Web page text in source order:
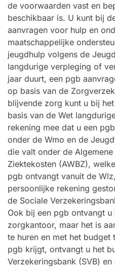
de voorwaarden vast en
beschikbaar is. U kunt bij
aanvragen voor hulp en
maatschappelijke
jeugdhulp volgens de
langdurige verpleging of
jaar duurt, een pgb
op basis van de
blijvende zorg kunt u bij
basis van de Wet
rekening mee dat u een
onder de Wmo en de
die valt onder de
Ziektekosten (AWBZ),
pgb ontvangt vanuit de
persoonlijke rekening
de Sociale
Ook bij een pgb ontvangt
zorgkantoor, maar het is
te huren en met het budget
pgb krijgt, ontvangt u het
Verzekeringsbank (SVB)